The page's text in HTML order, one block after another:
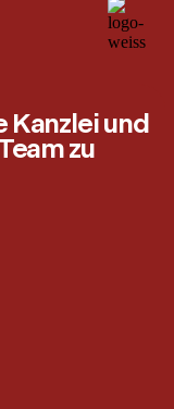
Kanzlei und
zu